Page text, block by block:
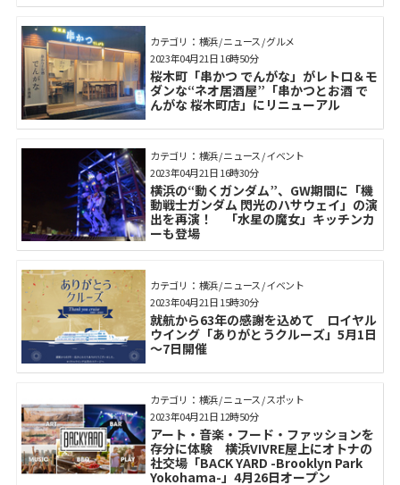
カテゴリ： 横浜 / ニュース / グルメ
桜木町「串かつ でんがな」がレトロ＆モ
ダンな“ネオ居酒屋”「串かつとお酒 で
んがな 桜木町店」にリニューアル
2023年04月21日 16時50分
カテゴリ： 横浜 / ニュース / イベント
横浜の“動くガンダム”、GW期間に「機
動戦士ガンダム 閃光のハサウェイ」の演
出を再演！ 「水星の魔女」キッチンカ
ーも登場
2023年04月21日 16時30分
カテゴリ： 横浜 / ニュース / イベント
就航から63年の感謝を込めて ロイヤル
ウイング「ありがとうクルーズ」5月1日
～7日開催
2023年04月21日 15時30分
カテゴリ： 横浜 / ニュース / スポット
アート・音楽・フード・ファッションを
存分に体験 横浜VIVRE屋上にオトナの
社交場「BACK YARD -Brooklyn Park
Yokohama-」4月26日オープン
2023年04月21日 12時50分